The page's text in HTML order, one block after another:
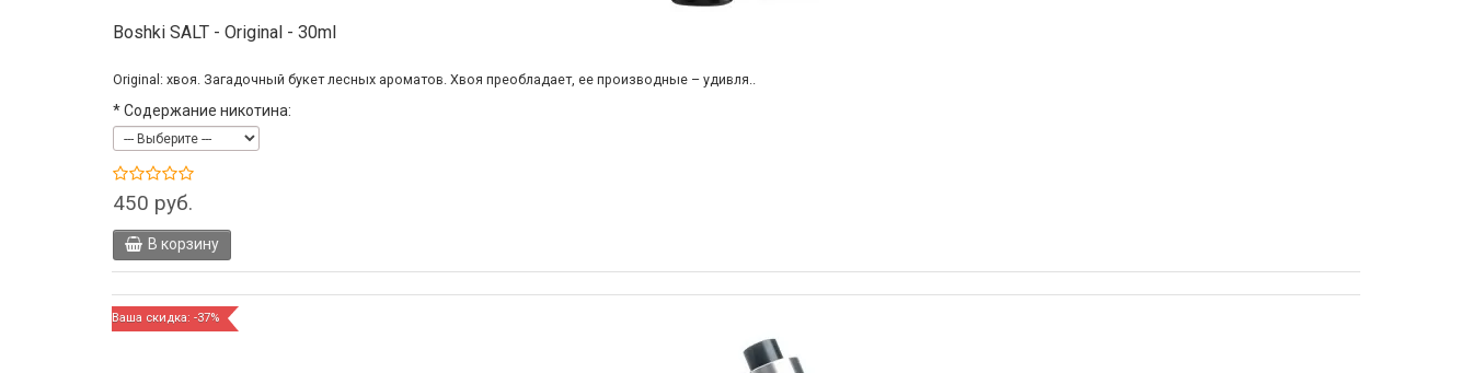
Boshki SALT - Original - 30ml
Original: хвоя. Загадочный букет лесных ароматов. Хвоя преобладает, ее производные – удивля..
*Содержание никотина:
450 руб.
В корзину
Ваша скидка: -37%